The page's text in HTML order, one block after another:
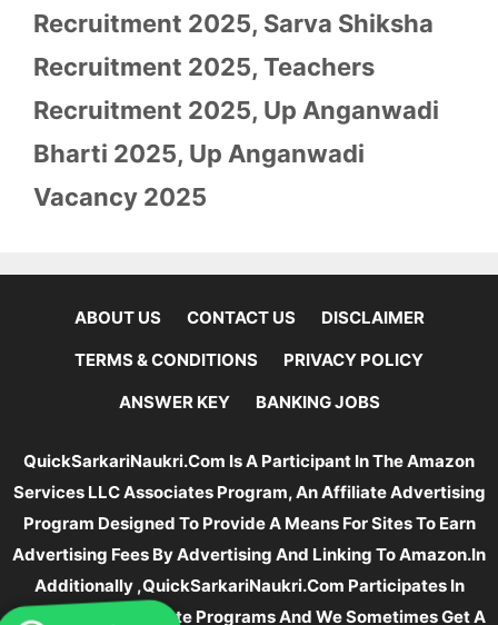
Recruitment 2025, Sarva Shiksha
Recruitment 2025, Teachers
Recruitment 2025, Up Anganwadi
Bharti 2025, Up Anganwadi
Vacancy 2025
ABOUT US CONTACT US
DISCLAIMER
TERMS & CONDITIONS
PRIVACY POLICY
ANSWER KEY
BANKING JOBS
QuickSarkariNaukri.com Is A Participant In The Amazon
Services LLC Associates Program, An Affiliate Advertising
Program Designed To Provide A Means For Sites To Earn
Advertising Fees By Advertising And Linking To Amazon.In
Additionally ,QuickSarkariNaukri.com Participates In
Various Other Affiliate Programs And We Sometimes Get A